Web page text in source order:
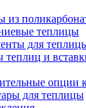
из
теплицы
для
теплиц и
опции
для теплицы